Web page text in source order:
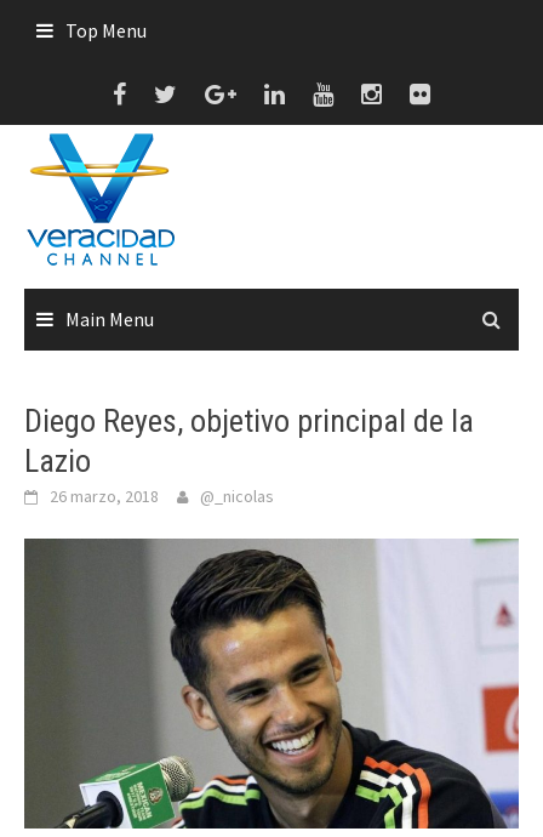
Top Menu
Main Menu
Diego Reyes, objetivo principal de la
Lazio
26 marzo, 2018 @_nicolas